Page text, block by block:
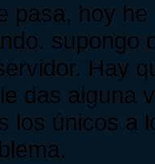
pasa, hoy
supongo
Hay
das alguna
los únicos a